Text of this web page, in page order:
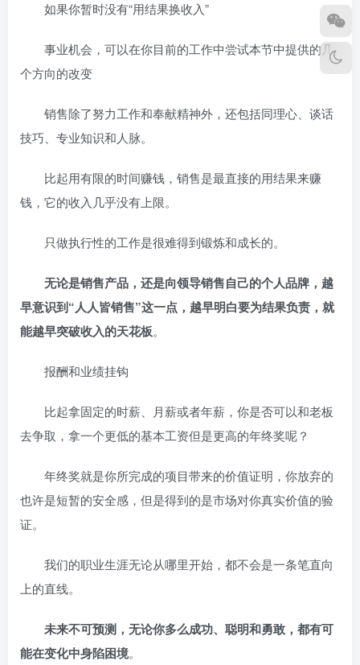
如果你暂时没有“用结果换收入”
事业机会，可以在你目前的工作中尝试本节中提供的几
个方向的改变
销售除了努力工作和奉献精神外，还包括同理心、谈话
技巧、专业知识和人脉。
比起用有限的时间赚钱，销售是最直接的用结果来赚
钱，它的收入几乎没有上限。
只做执行性的工作是很难得到锻炼和成长的。
无论是销售产品，还是向领导销售自己的个人品牌，越
早意识到“人人皆销售”这一点，越早明白要为结果负责，就
能越早突破收入的天花板。
报酬和业绩挂钩
比起拿固定的时薪、月薪或者年薪，你是否可以和老板
去争取，拿一个更低的基本工资但是更高的年终奖呢？
年终奖就是你所完成的项目带来的价值证明，你放弃的
也许是短暂的安全感，但是得到的是市场对你真实价值的验
证。
我们的职业生涯无论从哪里开始，都不会是一条笔直向
上的直线。
未来不可预测，无论你多么成功、聪明和勇敢，都有可
能在变化中身陷困境。